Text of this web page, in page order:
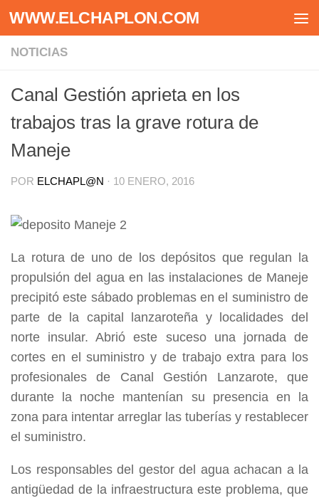
Saltar al contenido
WWW.ELCHAPLON.COM
NOTICIAS
Canal Gestión aprieta en los
trabajos tras la grave rotura de
Maneje
POR ELCHAPL@N · 10 ENERO, 2016
La rotura de uno de los depósitos que regulan la
propulsión del agua en las instalaciones de Maneje
precipitó este sábado problemas en el suministro de
parte de la capital lanzaroteña y localidades del
norte insular. Abrió este suceso una jornada de
cortes en el suministro y de trabajo extra para los
profesionales de Canal Gestión Lanzarote, que
durante la noche mantenían su presencia en la
zona para intentar arreglar las tuberías y restablecer
el suministro.
Los responsables del gestor del agua achacan a la
antigüedad de la infraestructura este problema, que